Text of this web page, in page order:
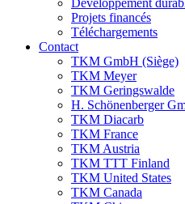
Développement
Projets financés
Téléchargements
Contact
TKM GmbH (Siège)
TKM Meyer
TKM Geringswalde
H. Schönenberger
TKM Diacarb
TKM France
TKM Austria
TKM TTT Finland
TKM United States
TKM Canada